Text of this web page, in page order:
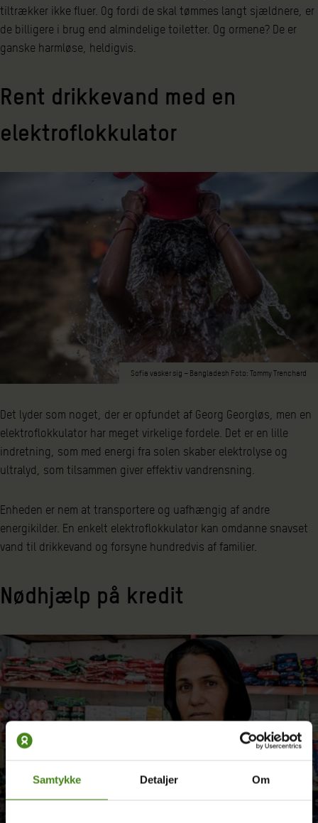
Samtykke Detaljer Om
tiltrækker ikke fluer. Og fordi de skal tømmes langt sjældnere, er
de billigere i brug end almindelige toiletter. Og ormene? De er
ganske harmløse, heldigvis.
Rent drikkevand med en
elektroflokkulator
Sofia vasker sig – Bangladesh Foto: Tommy Trenchard
Det lyder som noget, der er opfundet af Georg Georgløs, men en
elektroflokkulator har meget virkelige fordele. Det er en lille
indretning, som med energi fra solen skaber elektrolyse og
ultralyd, som tilsammen giver effektiv vandrensning.
Enheden er nem at transportere og uafhængig af andre
energikilder. En enkelt elektroflokkulator kan omdanne snavset
vand til drikkevand og forsyne hundredvis af familier.
Nødhjælp på kredit